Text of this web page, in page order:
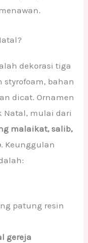
dekorasi tiga
bahan
dicat. Ornamen
Natal, mulai dari
malaikat, salib,
. Keunggulan
patung resin
gereja